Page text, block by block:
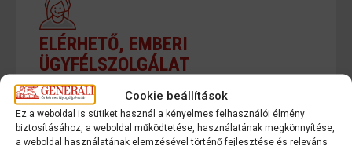
Cookie beállítások
Ez a weboldal is sütiket használ a kényelmes felhasználói élmény
biztosításához, a weboldal működtetése, használatának megkönnyítése,
a weboldal használatának elemzésével történő fejlesztése és releváns
ELÉRHETŐ, EMBERI
ÜGYFÉLSZOLGÁLAT
96% feletti hívásfogadási arány, e-mailes
megkeresésekre és visszahívásokra